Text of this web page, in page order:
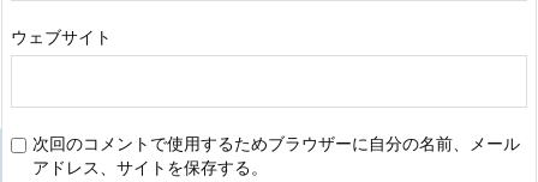
ウェブサイト
次回のコメントで使用するためブラウザーに自分の名前、メール
アドレス、サイトを保存する。